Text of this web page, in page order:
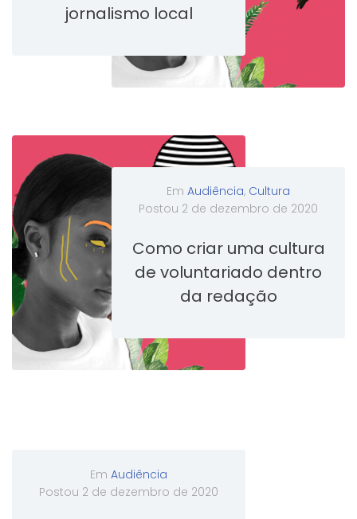
jornalismo local
EmAudiência, Cultura
Postou 2 de dezembro de 2020
Como criar uma cultura
de voluntariado dentro
da redação
Em Audiência
Postou 2 de dezembro de 2020